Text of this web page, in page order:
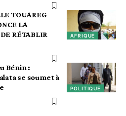
AFRIQUE
TOUAREG
LA
RÉTABLIR
POLITIQUE
Bénin :
se soumet à